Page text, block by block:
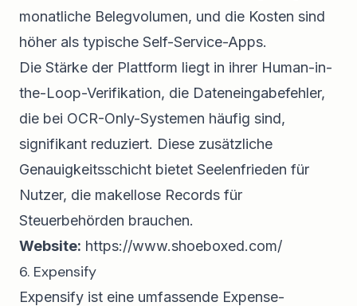
monatliche Belegvolumen, und die Kosten sind
höher als typische Self-Service-Apps.
Die Stärke der Plattform liegt in ihrer Human-in-
the-Loop-Verifikation, die Dateneingabefehler,
die bei OCR-Only-Systemen häufig sind,
signifikant reduziert. Diese zusätzliche
Genauigkeitsschicht bietet Seelenfrieden für
Nutzer, die makellose Records für
Steuerbehörden brauchen.
Website: https://www.shoeboxed.com/
6. Expensify
Expensify ist eine umfassende Expense-